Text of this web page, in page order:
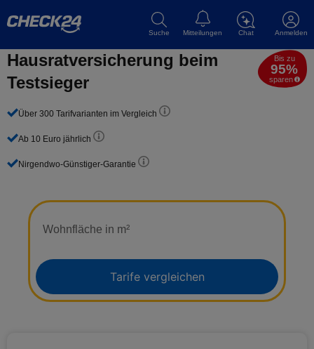
Suche Mitteilungen Chat Anmelden
Hausrat­versicherung beim
Testsieger
Bis zu
95%
sparen
Wohnfläche in m²
Tarife vergleichen
Über 300 Tarifvarianten im Vergleich
Ab 10 Euro jährlich
Nirgendwo-Günstiger-Garantie